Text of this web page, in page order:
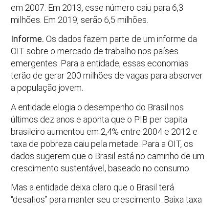
em 2007. Em 2013, esse número caiu para 6,3
milhões. Em 2019, serão 6,5 milhões.
Informe. Os dados fazem parte de um informe da
OIT sobre o mercado de trabalho nos países
emergentes. Para a entidade, essas economias
terão de gerar 200 milhões de vagas para absorver
a população jovem.
A entidade elogia o desempenho do Brasil nos
últimos dez anos e aponta que o PIB per capita
brasileiro aumentou em 2,4% entre 2004 e 2012 e
taxa de pobreza caiu pela metade. Para a OIT, os
dados sugerem que o Brasil está no caminho de um
crescimento sustentável, baseado no consumo.
Mas a entidade deixa claro que o Brasil terá
“desafios” para manter seu crescimento. Baixa taxa